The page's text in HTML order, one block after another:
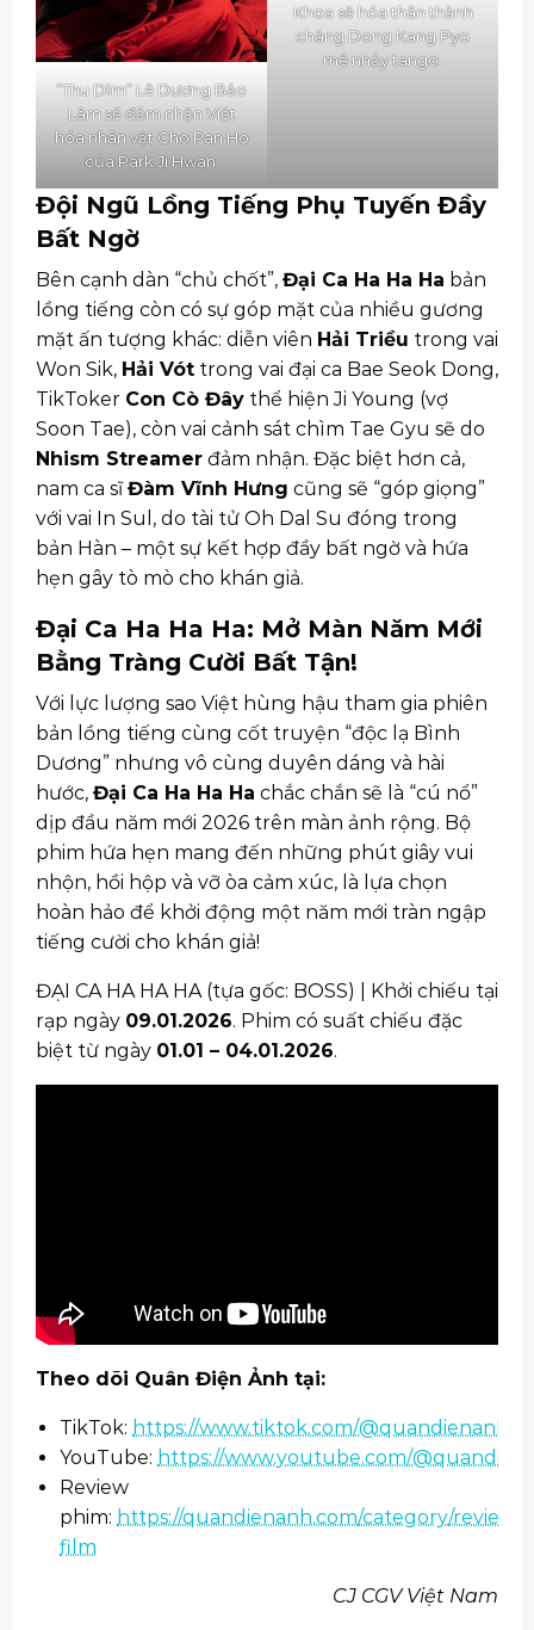
“Thu Dĩm” Lê Dương Bảo
Lâm sẽ đảm nhận Việt
hóa nhân vật Cho Pan Ho
của Park Ji Hwan.
Khoa sẽ hóa thân thành
chàng Dong Kang Pyo
mê nhảy tango.
Đội Ngũ Lồng Tiếng Phụ Tuyến Đầy
Bất Ngờ
Bên cạnh dàn “chủ chốt”, Đại Ca Ha Ha Ha bản
lồng tiếng còn có sự góp mặt của nhiều gương
mặt ấn tượng khác: diễn viên Hải Triều trong vai
Won Sik, Hải Vót trong vai đại ca Bae Seok Dong,
TikToker Con Cò Đây thể hiện Ji Young (vợ
Soon Tae), còn vai cảnh sát chìm Tae Gyu sẽ do
Nhism Streamer đảm nhận. Đặc biệt hơn cả,
nam ca sĩĐàm Vĩnh Hưng cũng sẽ “góp giọng”
với vai In Sul, do tài tử Oh Dal Su đóng trong
bản Hàn – một sự kết hợp đầy bất ngờ và hứa
hẹn gây tò mò cho khán giả.
Đại Ca Ha Ha Ha: Mở Màn Năm Mới
Bằng Tràng Cười Bất Tận!
Với lực lượng sao Việt hùng hậu tham gia phiên
bản lồng tiếng cùng cốt truyện “độc lạ Bình
Dương” nhưng vô cùng duyên dáng và hài
hước, Đại Ca Ha Ha Ha chắc chắn sẽ là “cú nổ”
dịp đầu năm mới 2026 trên màn ảnh rộng. Bộ
phim hứa hẹn mang đến những phút giây vui
nhộn, hồi hộp và vỡ òa cảm xúc, là lựa chọn
hoàn hảo để khởi động một năm mới tràn ngập
tiếng cười cho khán giả!
ĐẠI CA HA HA HA (tựa gốc: BOSS) | Khởi chiếu tại
rạp ngày 09.01.2026. Phim có suất chiếu đặc
biệt từ ngày 01.01 – 04.01.2026.
Theo dõi Quân Điện Ảnh tại:
TikTok: https://www.tiktok.com/@quandienanh
YouTube: https://www.youtube.com/
Review
phim: https://quandienanh.com/category/review-
film
CJ CGV Việt Nam